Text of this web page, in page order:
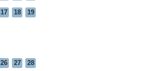
17 18 19
26 27
28